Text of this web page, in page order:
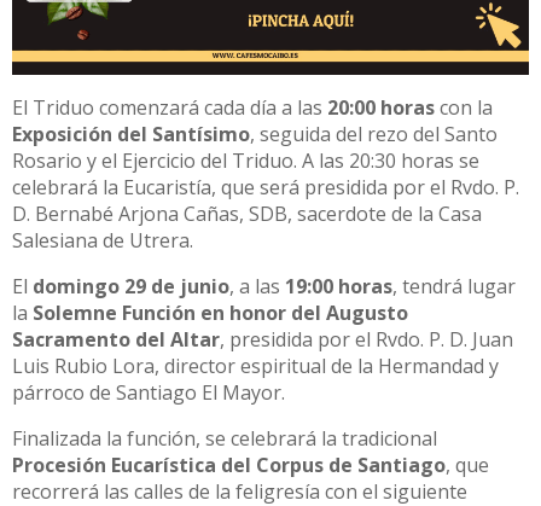
El Triduo comenzará cada día a las 20:00 horascon la
Exposición del Santísimo, seguida del rezo del Santo
Rosario y el Ejercicio del Triduo. A las 20:30 horas se
celebrará la Eucaristía, que será presidida por el Rvdo. P.
D. Bernabé Arjona Cañas, SDB, sacerdote de la Casa
Salesiana de Utrera.
El domingo 29 de junio, a las 19:00 horas, tendrá lugar
la Solemne Función en honor del Augusto
Sacramento del Altar, presidida por el Rvdo. P. D. Juan
Luis Rubio Lora, director espiritual de la Hermandad y
párroco de Santiago El Mayor.
Finalizada la función, se celebrará la tradicional
Procesión Eucarística del Corpus de Santiago, que
recorrerá las calles de la feligresía con el siguiente